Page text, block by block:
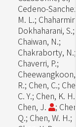
Cedeno-Sanchez,
M. L.; Chaharmiri-
Dokhaharani, S.;
Chaiwan, N.;
Chakraborty, N.;
Chaverri, P.;
Cheewangkoon,
R.; Chen, C.;
C. Y.; Chen, K. H.;
Chen, J.
; Chen,
Q.; Chen, W. H.;